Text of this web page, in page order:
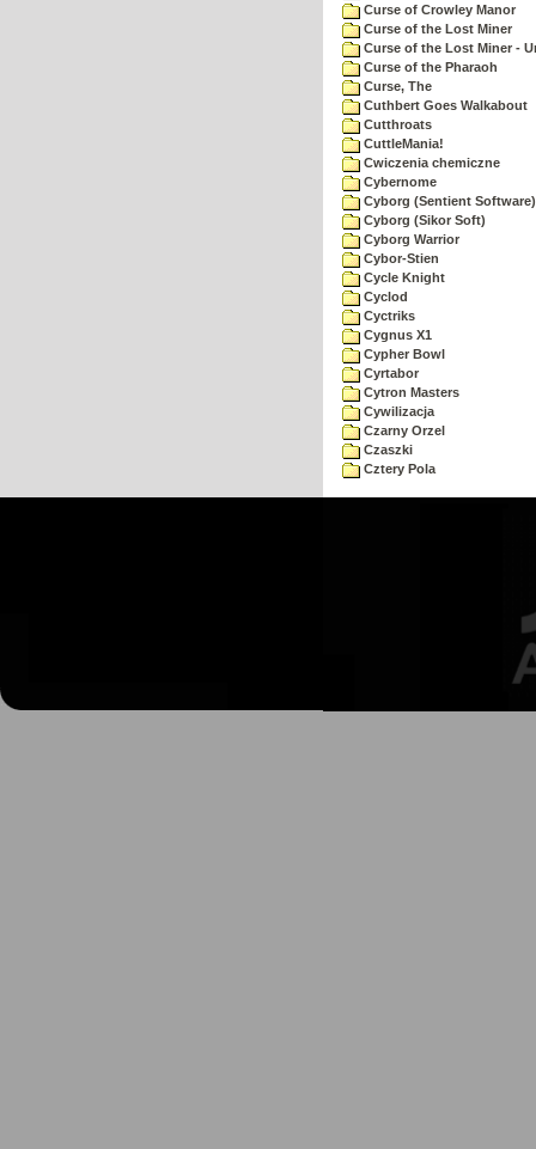
Curse of Crowley Manor
Curse of the Lost Miner
Curse of the Lost Miner -
Curse of the Pharaoh
Curse, The
Cuthbert Goes Walkabout
Cutthroats
CuttleMania!
Cwiczenia chemiczne
Cybernome
Cyborg (Sentient Software)
Cyborg (Sikor Soft)
Cyborg Warrior
Cybor-Stien
Cycle Knight
Cyclod
Cyctriks
Cygnus X1
Cypher Bowl
Cyrtabor
Cytron Masters
Cywilizacja
Czarny Orzel
Czaszki
Cztery Pola